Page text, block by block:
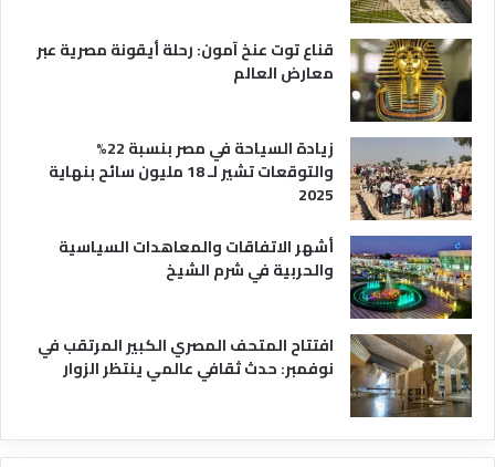
قناع توت عنخ آمون: رحلة أيقونة مصرية عبر
معارض العالم
زيادة السياحة في مصر بنسبة 22%
والتوقعات تشير لـ 18 مليون سائح بنهاية
2025
أشهر الاتفاقات والمعاهدات السياسية
والحربية في شرم الشيخ
افتتاح المتحف المصري الكبير المرتقب في
نوفمبر: حدث ثقافي عالمي ينتظر الزوار